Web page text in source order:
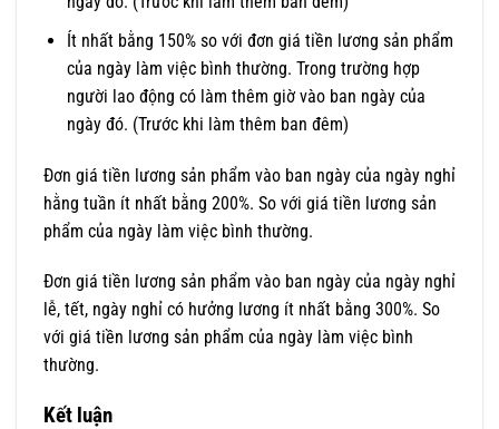
Ít nhất bằng 150% so với đơn giá tiền lương sản phẩm
của ngày làm việc bình thường. Trong trường hợp
người lao động có làm thêm giờ vào ban ngày của
ngày đó. (Trước khi làm thêm ban đêm)
Đơn giá tiền lương sản phẩm vào ban ngày của ngày nghỉ
hằng tuần ít nhất bằng 200%. So với giá tiền lương sản
phẩm của ngày làm việc bình thường.
Đơn giá tiền lương sản phẩm vào ban ngày của ngày nghỉ
lễ, tết, ngày nghỉ có hưởng lương ít nhất bằng 300%. So
với giá tiền lương sản phẩm của ngày làm việc bình
thường.
Kết luận